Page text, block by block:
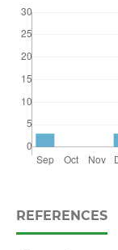
REFERENCES